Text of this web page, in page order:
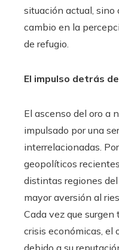
situación actual, sino
cambio en la
de refugio.
El impulso detrás
El ascenso del oro a
impulsado por una
interrelacionadas.
geopolíticos
distintas regiones
mayor aversión al
Cada vez que
crisis económicas, el
debido a su